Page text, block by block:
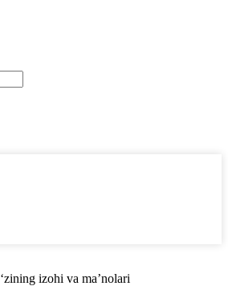
izohi va ma’nolari